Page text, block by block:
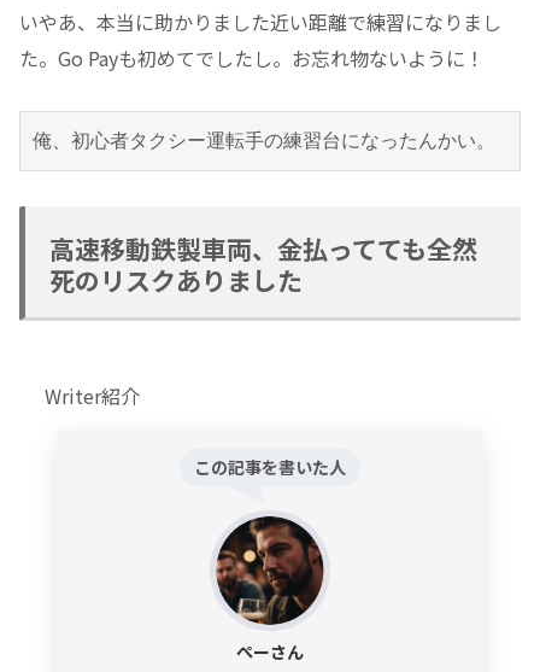
いやあ、本当に助かりました近い距離で練習になりまし
た。Go Payも初めてでしたし。お忘れ物ないように！
俺、初心者タクシー運転手の練習台になったんかい。
高速移動鉄製車両、金払ってても全然
死のリスクありました
Writer紹介
この記事を書いた人
ぺーさん